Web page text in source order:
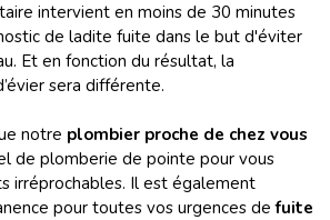
intervient en moins de 30 minutes
de ladite fuite dans le but d'éviter
Et en fonction du résultat, la
sera différente.
notre plombier proche de chez vous
de plomberie de pointe pour vous
irréprochables. Il est également
pour toutes vos urgences defuite